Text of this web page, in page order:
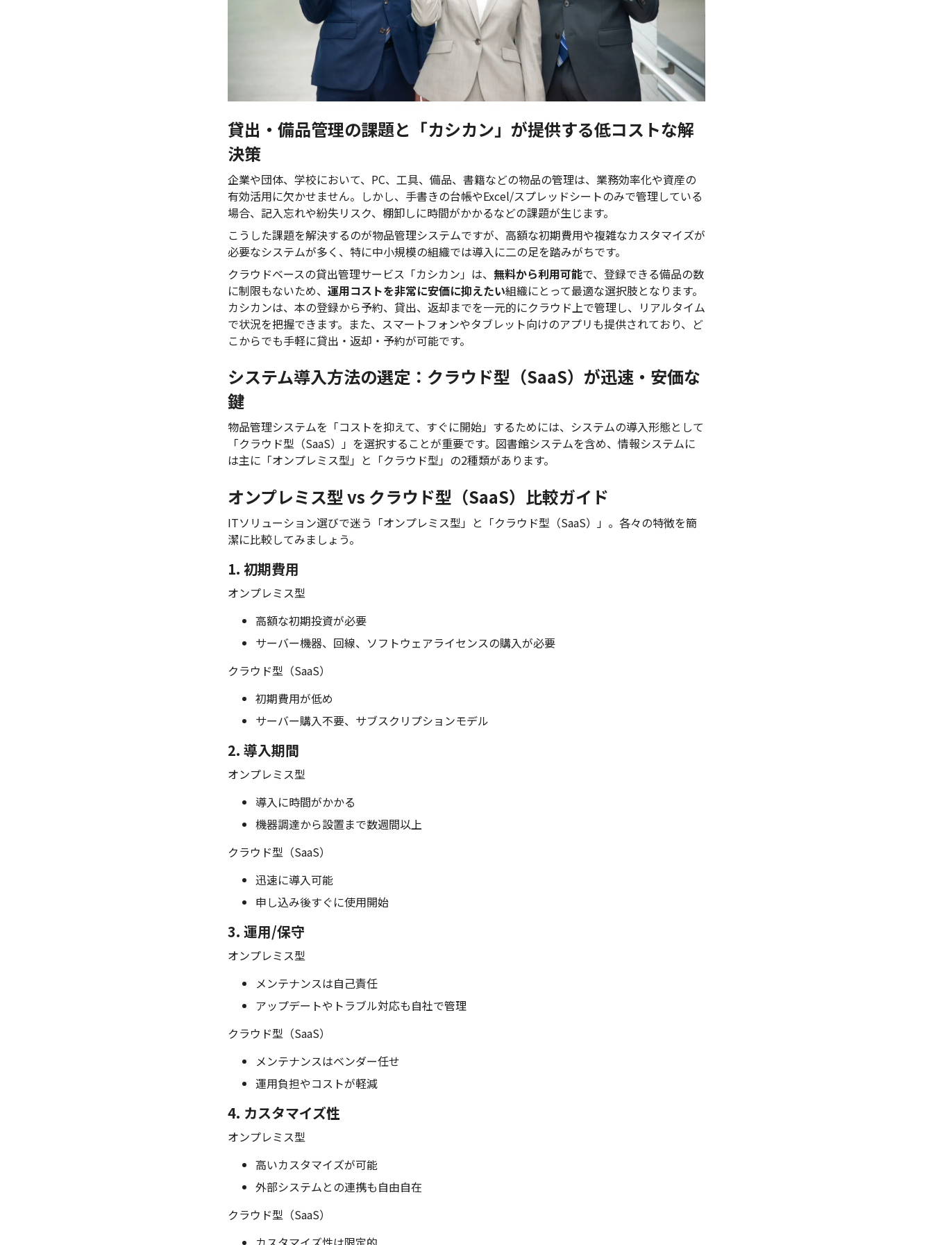
貸出・備品管理の課題と「カシカン」が提供する低コストな解
決策
企業や団体、学校において、PC、工具、備品、書籍などの物品の管理は、業務効率化や資産の
有効活用に欠かせません。しかし、手書きの台帳やExcel/スプレッドシートのみで管理している
場合、記入忘れや紛失リスク、棚卸しに時間がかかるなどの課題が生じます。
こうした課題を解決するのが物品管理システムですが、高額な初期費用や複雑なカスタマイズが
必要なシステムが多く、特に中小規模の組織では導入に二の足を踏みがちです。
クラウドベースの貸出管理サービス「カシカン」は、 無料から利用可能で、登録できる備品の数
に制限もないため、 運用コストを非常に安価に抑えたい組織にとって最適な選択肢となります。
カシカンは、本の登録から予約、貸出、返却までを一元的にクラウド上で管理し、リアルタイム
で状況を把握できます。また、スマートフォンやタブレット向けのアプリも提供されており、ど
こからでも手軽に貸出・返却・予約が可能です。
システム導入方法の選定：クラウド型（SaaS）が迅速・安価な
鍵
物品管理システムを「コストを抑えて、すぐに開始」するためには、システムの導入形態として
「クラウド型（SaaS）」を選択することが重要です。図書館システムを含め、情報システムに
は主に「オンプレミス型」と「クラウド型」の2種類があります。
オンプレミス型 vs クラウド型（SaaS）比較ガイド
ITソリューション選びで迷う「オンプレミス型」と「クラウド型（SaaS）」。各々の特徴を簡
潔に比較してみましょう。
1. 初期費用
オンプレミス型
高額な初期投資が必要
サーバー機器、回線、ソフトウェアライセンスの購入が必要
クラウド型（SaaS）
初期費用が低め
サーバー購入不要、サブスクリプションモデル
2. 導入期間
オンプレミス型
導入に時間がかかる
機器調達から設置まで数週間以上
クラウド型（SaaS）
迅速に導入可能
申し込み後すぐに使用開始
3. 運用/保守
オンプレミス型
メンテナンスは自己責任
アップデートやトラブル対応も自社で管理
クラウド型（SaaS）
メンテナンスはベンダー任せ
運用負担やコストが軽減
4. カスタマイズ性
オンプレミス型
高いカスタマイズが可能
外部システムとの連携も自由自在
クラウド型（SaaS）